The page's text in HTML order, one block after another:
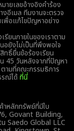
ยเลขอ้างอิงคำร้อง
อีเมล ทีมงานจะตรวจ
พื่อแก้ไขปัญหาอย่าง
ยนภายในของเราตาม
อยังไม่เป็นที่พึงพอใจ
ทธิ์ยื่นข้อร้องเรียน
น 45 วันหลังจากที่ปัญหา
ตามที่คณะกรรมธิการ
รณ์ได้ที่นี่
าหลักทรัพย์ที่มีใบ
Govant Building,
Saedo Global LLC